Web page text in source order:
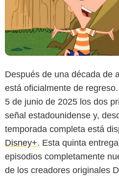
Después de una década de
está oficialmente de
5 de junio de 2025 los dos
señal estadounidense y,
temporada completa está
Disney+. Esta quinta
episodios completamente
de los creadores originales